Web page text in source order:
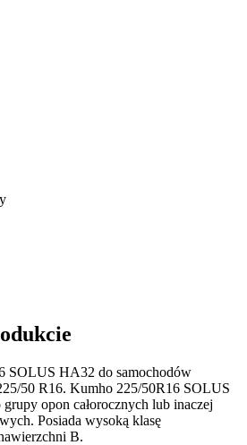
SOLUS HA32 do samochodów
50 R16. Kumho 225/50R16 SOLUS
opon całorocznych lub inaczej
Posiada wysoką klasę
B.